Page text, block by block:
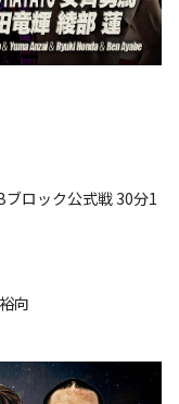
ロック公式戦 30分1
向